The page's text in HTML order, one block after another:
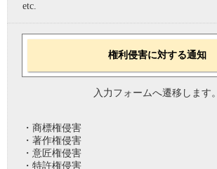
etc.
権利侵害に対する通知
入力フォームへ遷移します。
・商標権侵害
・著作権侵害
・意匠権侵害
・特許権侵害